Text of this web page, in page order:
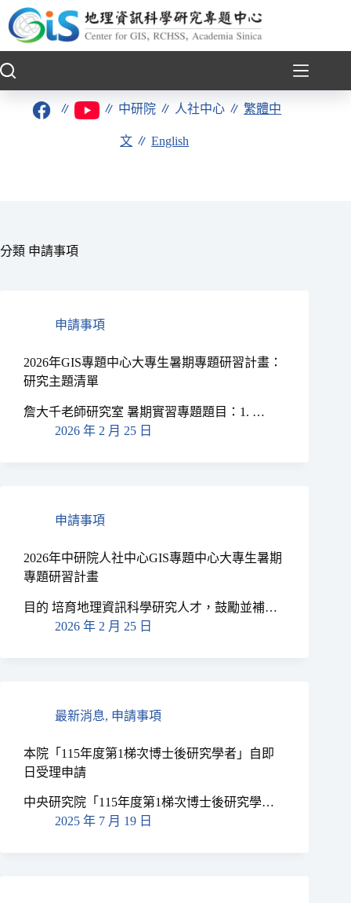
至
要
∥ ∥ 中研院 ∥ 人社中心 ∥繁體中
文 ∥English
分類 申請事項
申請事項
2026年GIS專題中心大專生暑期專題研習計畫：
研究主題清單
詹大千老師研究室 暑期實習專題題目：1. …
2026 年 2 月 25 日
申請事項
2026年中研院人社中心GIS專題中心大專生暑期
專題研習計畫
目的 培育地理資訊科學研究人才，鼓勵並補…
2026 年 2 月 25 日
最新消息, 申請事項
本院「115年度第1梯次博士後研究學者」自即
日受理申請
中央研究院「115年度第1梯次博士後研究學…
2025 年 7 月 19 日